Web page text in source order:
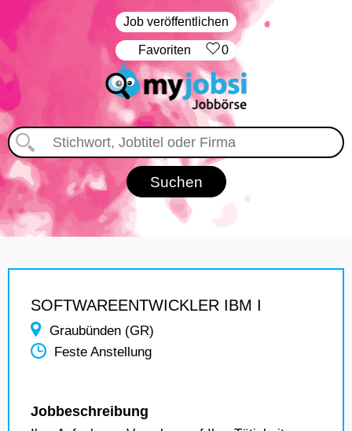
Job veröffentlichen
‏Favoriten 0
SOFTWAREENTWICKLER IBM I
Graubünden (GR)
Feste Anstellung
Jobbeschreibung